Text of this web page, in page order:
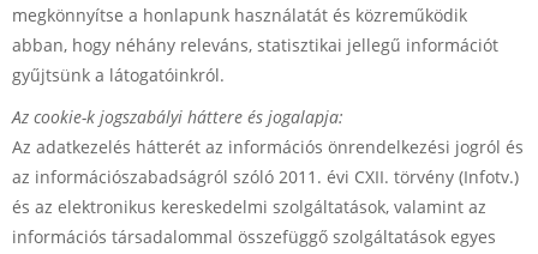
megkönnyítse a honlapunk használatát és közreműködik
abban, hogy néhány releváns, statisztikai jellegű információt
gyűjtsünk a látogatóinkról.
Az cookie-k jogszabályi háttere és jogalapja:
Az adatkezelés hátterét az információs önrendelkezési jogról és
az információszabadságról szóló 2011. évi CXII. törvény (Infotv.)
és az elektronikus kereskedelmi szolgáltatások, valamint az
információs társadalommal összefüggő szolgáltatások egyes